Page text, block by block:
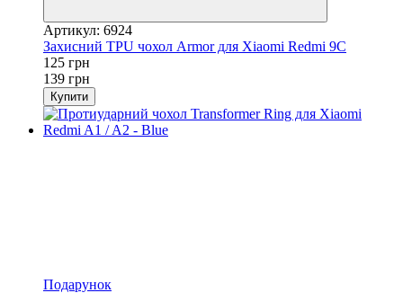
Артикул: 6924
Захисний TPU чохол Armor для Xiaomi Redmi 9C
125 грн
139 грн
Купити
Подарунок